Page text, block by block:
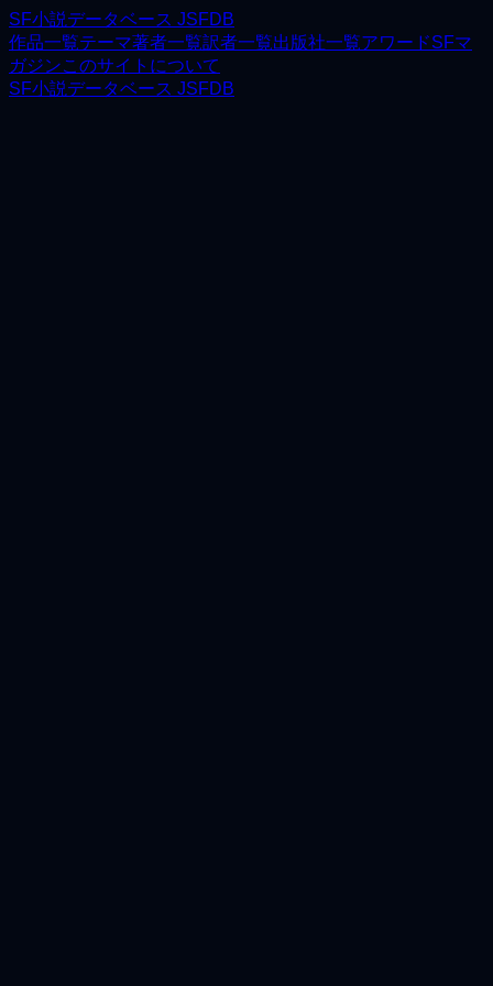
SF小説データベース JSFDB
作品一覧テーマ著者一覧訳者一覧出版社一覧アワードSFマ
ガジンこのサイトについて
SF小説データベース JSFDB